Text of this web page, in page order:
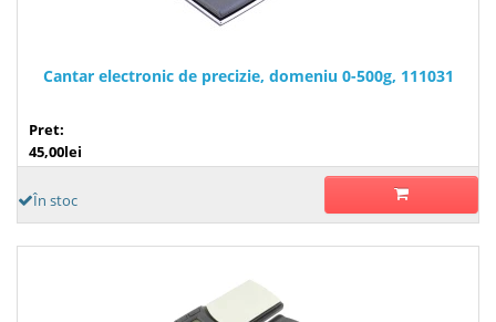
Cantar electronic de precizie, domeniu 0-500g, 111031
Pret:
45,00lei
În stoc